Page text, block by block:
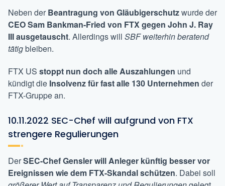
Neben derBeantragung von Gläubigerschutzwurde der
CEO Sam Bankman-Fried von FTX gegen John J. Ray
III ausgetauscht. Allerdings will SBF weiterhin beratend
tätigbleiben.
FTX US stoppt nun doch alle Auszahlungen und
kündigt die Insolvenz für fast alle 130 Unternehmen der
FTX-Gruppe an.
10.11.2022 SEC-Chef will aufgrund von FTX
strengere Regulierungen
DerSEC-Chef Gensler will Anleger künftig besser vor
Ereignissen wie dem FTX-Skandal schützen. Dabei soll